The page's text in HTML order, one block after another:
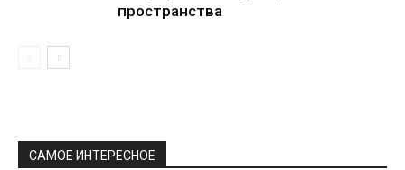
пространства
САМОЕ ИНТЕРЕСНОЕ